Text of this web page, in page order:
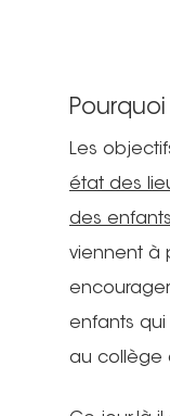
Les
état des
des enfants
viennent à
enfants
au collège